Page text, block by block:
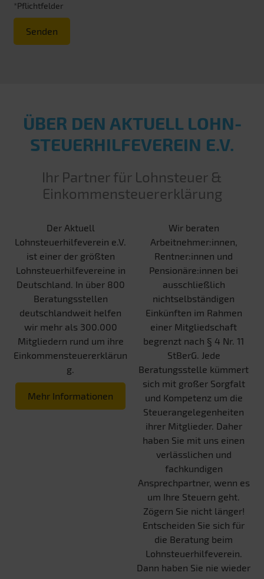
*Pflichtfelder
Senden
ÜBER DEN AKTUELL LOHN­
STEUER­HILFE­VEREIN E.V.
Ihr Partner für Lohnsteuer &
Einkommensteuererklärung
Der Aktuell
Lohnsteuerhilfeverein e.V.
ist einer der größten
Lohnsteuerhilfevereine in
Deutschland. In über 800
Beratungsstellen
deutschlandweit helfen
wir mehr als 300.000
Mitgliedern rund um ihre
Einkommensteuererklärun
g.
Mehr Informationen
Wir beraten
Arbeitnehmer:innen,
Rentner:innen und
Pensionäre:innen bei
ausschließlich
nichtselbständigen
Einkünften im Rahmen
einer Mitgliedschaft
begrenzt nach § 4 Nr. 11
StBerG. Jede
Beratungsstelle kümmert
sich mit großer Sorgfalt
und Kompetenz um die
Steuerangelegenheiten
ihrer Mitglieder. Daher
haben Sie mit uns einen
verlässlichen und
fachkundigen
Ansprechpartner, wenn es
um Ihre Steuern geht.
Zögern Sie nicht länger!
Entscheiden Sie sich für
die Beratung beim
Lohnsteuerhilfeverein.
Dann haben Sie nie wieder